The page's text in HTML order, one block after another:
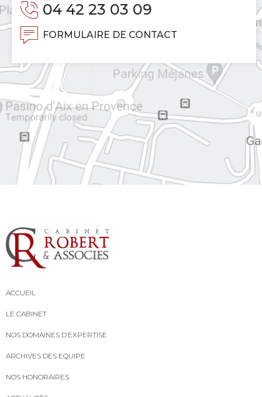
04 42 23 03 09
FORMULAIRE DE CONTACT
ACCUEIL
LE CABINET
NOS DOMAINES D’EXPERTISE
ARCHIVES DES EQUIPE
NOS HONORAIRES